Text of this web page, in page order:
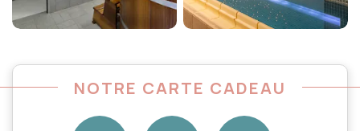
NOTRE CARTE CADEAU